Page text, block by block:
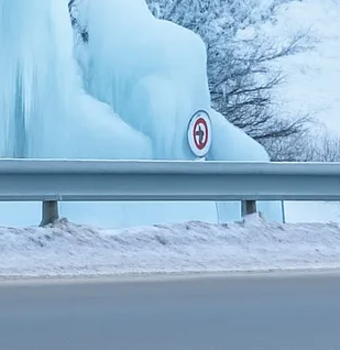
Eingebettet in den Nationalpark
Metern Höhe bis weit hinein in
Wer Natur, klare Bergluft